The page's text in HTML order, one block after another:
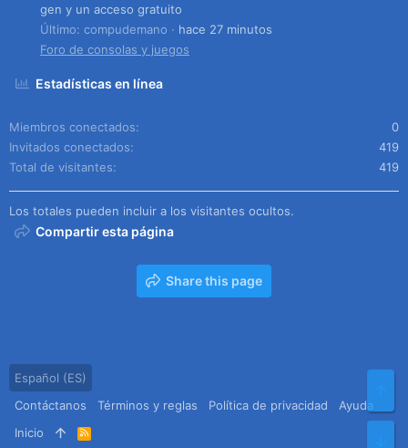
gen y un acceso gratuito
Último: compudemano
hace 27 minutos
Foro de consolas y juegos
Estadísticas en línea
Miembros conectados
0
Invitados conectados
419
Total de visitantes
419
Los totales pueden incluir a los visitantes ocultos.
Compartir esta página
Share this page
Español (ES)
Contáctanos
Términos y reglas Política de privacidad
Ayuda
Inicio
R
S